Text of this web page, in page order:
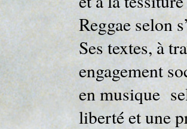
Reggae selon
Ses textes, à
engagement
en musique
liberté et une